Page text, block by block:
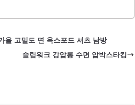
인의 체형에 맞게 컷팅하여 사용할
.벨트는 양면으로 제작되어 블랙
이 뛰어나며, 저렴해 보이지 않는 마
다.기존의 벨트가 마모되었을 때,
을 고밀도 면 옥스포드 셔츠 남방
슬림워크 강압롱 수면 압박스타킹